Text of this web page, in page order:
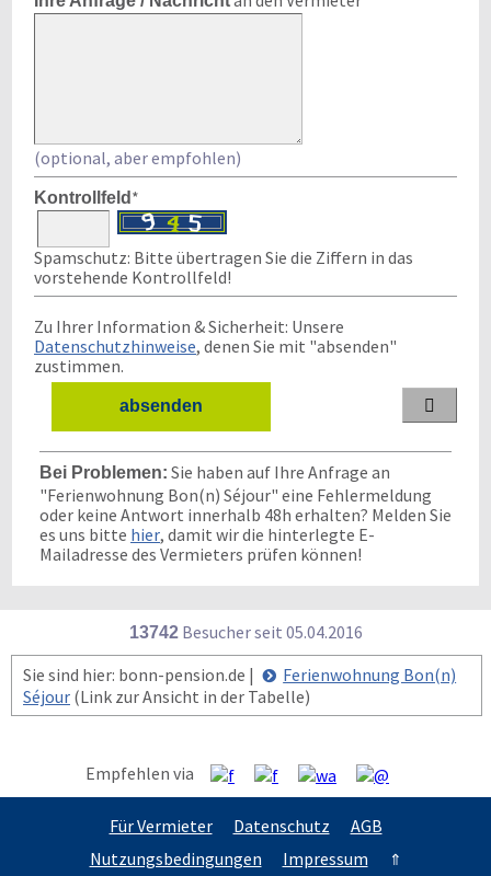
(optional, aber empfohlen)
Kontrollfeld *
Spamschutz: Bitte übertragen Sie die Ziffern in das
vorstehende Kontrollfeld!
Zu Ihrer Information & Sicherheit: Unsere
Datenschutzhinweise, denen Sie mit "absenden"
zustimmen.

Bei Problemen: Sie haben auf Ihre Anfrage an
"Ferienwohnung Bon(n) Séjour" eine Fehlermeldung
oder keine Antwort innerhalb 48h erhalten? Melden Sie
es uns bitte hier, damit wir die hinterlegte E-
Mailadresse des Vermieters prüfen können!
13742Besucher seit 05.04.2016
Sie sind hier: bonn-pension.de |
Ferienwohnung Bon(n)
Séjour (Link zur Ansicht in der Tabelle)
Empfehlen via
Für Vermieter Datenschutz
AGB
Nutzungsbedingungen
Impressum ⇑